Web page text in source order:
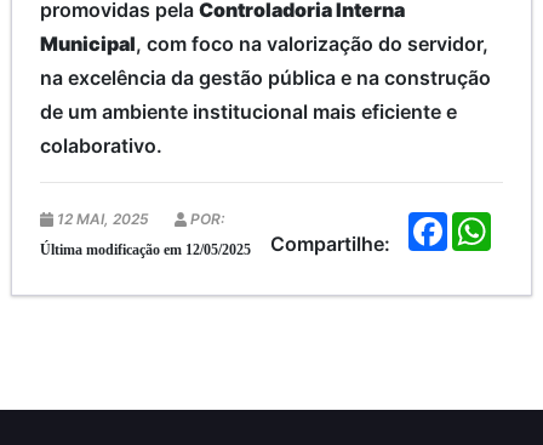
promovidas pela Controladoria Interna
Municipal, com foco na valorização do servidor,
na excelência da gestão pública e na construção
de um ambiente institucional mais eficiente e
colaborativo.
Compartilhe:
F
a
b
s
12 MAI, 2025 POR:
Última modificação em 12/05/2025